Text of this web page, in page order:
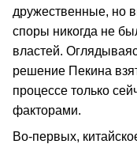
дружественные, но
споры никогда не
властей.
решение Пекина
процессе только
факторами.
Во-первых,